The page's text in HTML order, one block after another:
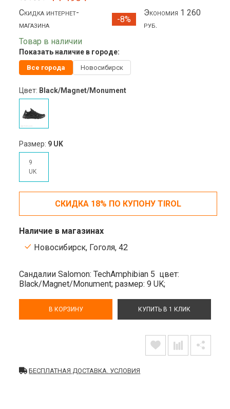
Скидка интернет-
магазина
-8%
Экономия 1 260
руб.
Товар в наличии
Показать наличие в городе:
Все города Новосибирск
Цвет: Black/Magnet/Monument
Размер: 9 UK
9
UK
СКИДКА 18% ПО КУПОНУ TIROL
Наличие в магазинах
Новосибирск, Гоголя, 42
Сандалии Salomon: TechAmphibian 5 цвет:
Black/Magnet/Monument;размер: 9 UK;
В КОРЗИНУ КУПИТЬ В 1 КЛИК
БЕСПЛАТНАЯ ДОСТАВКА. УСЛОВИЯ